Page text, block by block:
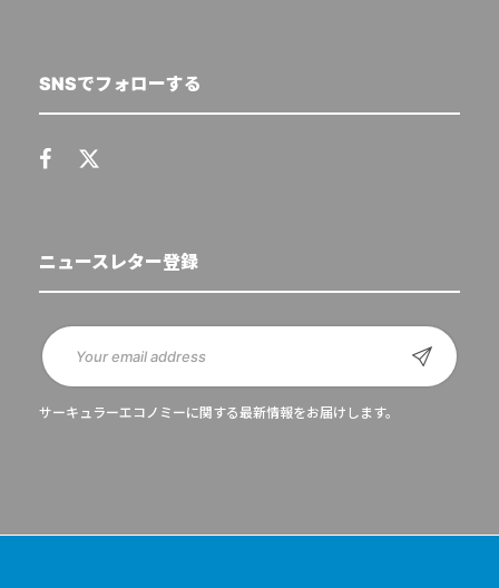
SNSでフォローする
ニュースレター登録
サーキュラーエコノミーに関する最新情報をお届けします。